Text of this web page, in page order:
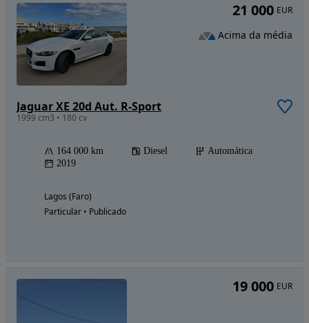
Jaguar XE 20d Aut. R-Sport
1999 cm3 • 180 cv
164 000 km Diesel
Automática
2019
Lagos (Faro)
Particular • Publicado
21 000 EUR
Acima da média
19 000 EUR